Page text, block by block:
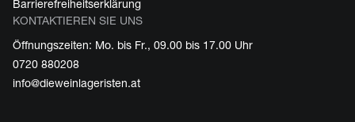
Barrierefreiheitserklärung
KONTAKTIEREN SIE UNS
Öffnungszeiten: Mo. bis Fr., 09.00 bis 17.00 Uhr
0720 880208
info@dieweinlageristen.at